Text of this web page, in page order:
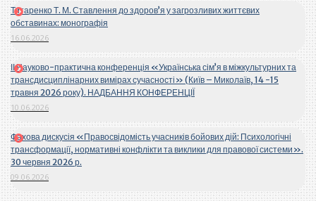
Титаренко Т. М. Ставлення до здоров’я у загрозливих життєвих
обставинах: монографія
16.06.2026
ІІ Науково-практична конференція «Українська сім’я в міжкультурних та
трансдисциплінарних вимірах сучасності» (Київ – Миколаїв, 14 -15
травня 2026 року). НАДБАННЯ КОНФЕРЕНЦІЇ
10.06.2026
Фахова дискусія «Правосвідомість учасників бойових дій: Психологічні
трансформації, нормативні конфлікти та виклики для правової системи».
30 червня 2026 р.
09.06.2026